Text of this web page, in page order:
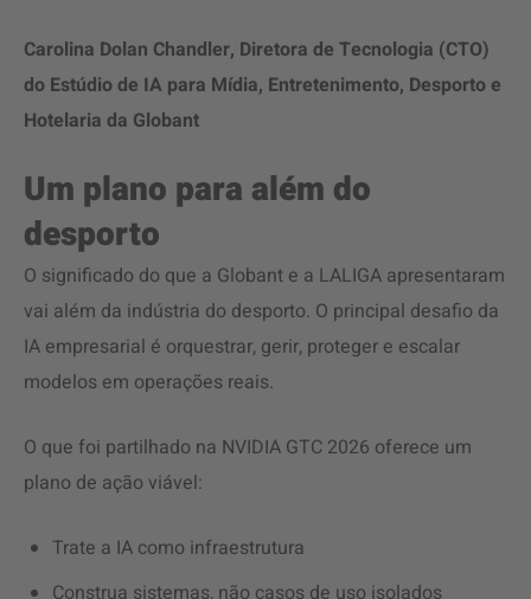
Carolina Dolan Chandler, Diretora de Tecnologia (CTO)
do Estúdio de IA para Mídia, Entretenimento, Desporto e
Hotelaria da Globant
Um plano para além do
desporto
O significado do que a Globant e a LALIGA apresentaram
vai além da indústria do desporto. O principal desafio da
IA empresarial é orquestrar, gerir, proteger e escalar
modelos em operações reais.
O que foi partilhado na NVIDIA GTC 2026 oferece um
plano de ação viável:
Trate a IA como infraestrutura
Construa sistemas, não casos de uso isolados